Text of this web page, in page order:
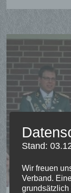
Stand:
Wir freuen
Verband.